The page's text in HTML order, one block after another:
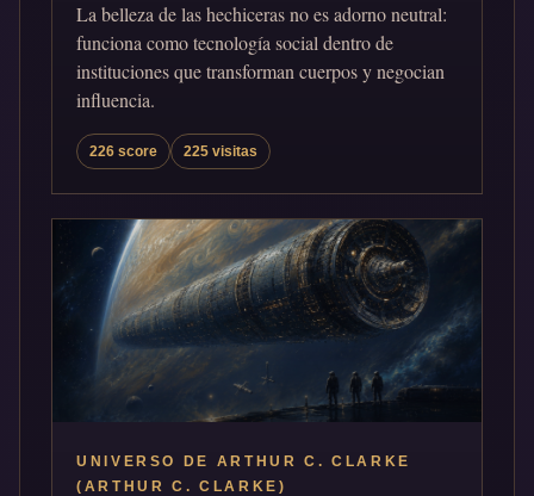
La belleza de las hechiceras no es adorno neutral:
funciona como tecnología social dentro de
instituciones que transforman cuerpos y negocian
influencia.
226 score 225 visitas
UNIVERSO DE ARTHUR C. CLARKE
(ARTHUR C. CLARKE)